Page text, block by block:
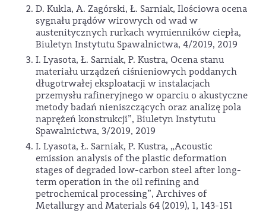
D. Kukla, A. Zagórski, Ł. Sarniak, Ilościowa ocena
sygnału prądów wirowych od wad w
austenitycznych rurkach wymienników ciepła,
Biuletyn Instytutu Spawalnictwa, 4/2019, 2019
I. Lyasota, Ł. Sarniak, P. Kustra, Ocena stanu
materiału urządzeń ciśnieniowych poddanych
długotrwałej eksploatacji w instalacjach
przemysłu rafineryjnego w oparciu o akustyczne
metody badań nieniszczących oraz analizę pola
naprężeń konstrukcji”, Biuletyn Instytutu
Spawalnictwa, 3/2019, 2019
I. Lyasota, Ł. Sarniak, P. Kustra, „Acoustic
emission analysis of the plastic deformation
stages of degraded low-carbon steel after long-
term operation in the oil refining and
petrochemical processing”, Archives of
Metallurgy and Materials 64 (2019), 1, 143-151